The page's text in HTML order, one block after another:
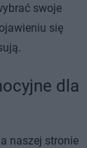
swoje
się
dla
naszej stronie